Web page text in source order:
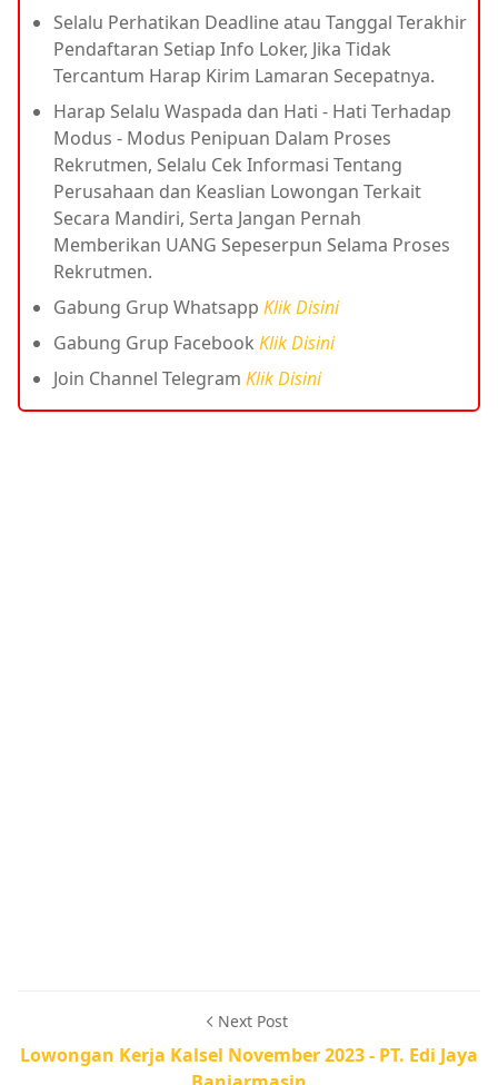
Selalu Perhatikan Deadline atau Tanggal Terakhir
Pendaftaran Setiap Info Loker, Jika Tidak
Tercantum Harap Kirim Lamaran Secepatnya.
Harap Selalu Waspada dan Hati - Hati Terhadap
Modus - Modus Penipuan Dalam Proses
Rekrutmen, Selalu Cek Informasi Tentang
Perusahaan dan Keaslian Lowongan Terkait
Secara Mandiri, Serta Jangan Pernah
Memberikan UANG Sepeserpun Selama Proses
Rekrutmen.
Gabung Grup Whatsapp Klik Disini
Gabung Grup Facebook Klik Disini
Join Channel Telegram Klik Disini
Next Post
Lowongan Kerja Kalsel November 2023 - PT. Edi Jaya